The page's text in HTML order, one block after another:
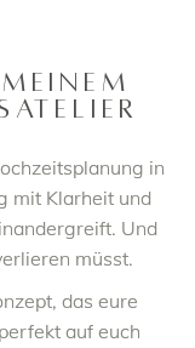
in
mit Klarheit und
Und
müsst.
das eure
auf euch